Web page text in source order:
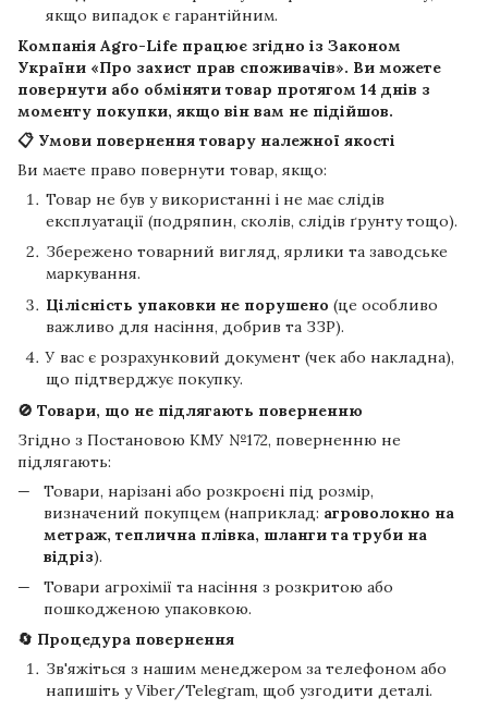
якщо випадок є гарантійним.
Компанія Agro-Life працює згідно із Законом
України «Про захист прав споживачів». Ви можете
повернути або обміняти товар протягом 14 днів з
моменту покупки, якщо він вам не підійшов.
📋 Умови повернення товару належної якості
Ви маєте право повернути товар, якщо:
Товар не був у використанні і не має слідів
експлуатації (подряпин, сколів, слідів ґрунту тощо).
Збережено товарний вигляд, ярлики та заводське
маркування.
Цілісність упаковки не порушено (це особливо
важливо для насіння, добрив та ЗЗР).
У вас є розрахунковий документ (чек або накладна),
що підтверджує покупку.
🚫 Товари, що не підлягають поверненню
Згідно з Постановою КМУ №172, поверненню не
підлягають:
Товари, нарізані або розкроєні під розмір,
визначений покупцем (наприклад: агроволокно на
метраж, теплична плівка, шланги та труби на
відріз).
Товари агрохімії та насіння з розкритою або
пошкодженою упаковкою.
🔄 Процедура повернення
Зв'яжіться з нашим менеджером за телефоном або
напишіть у Viber/Telegram, щоб узгодити деталі.